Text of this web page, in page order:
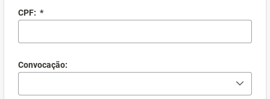
CPF: *
Convocação: